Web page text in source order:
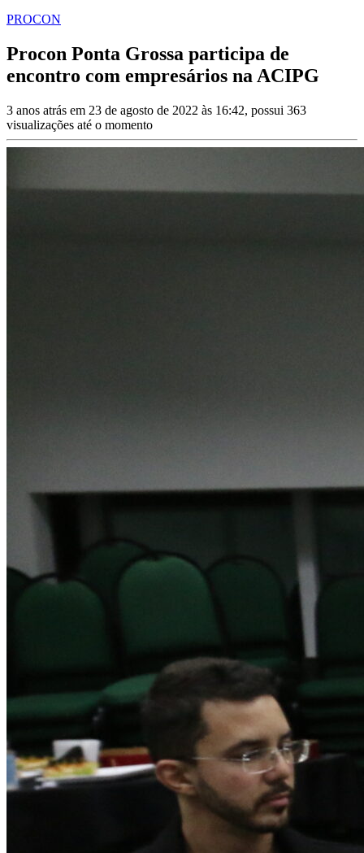
PROCON
Procon Ponta Grossa participa de
encontro com empresários na ACIPG
3 anos atrás em 23 de agosto de 2022 às 16:42, possui 363
visualizações até o momento